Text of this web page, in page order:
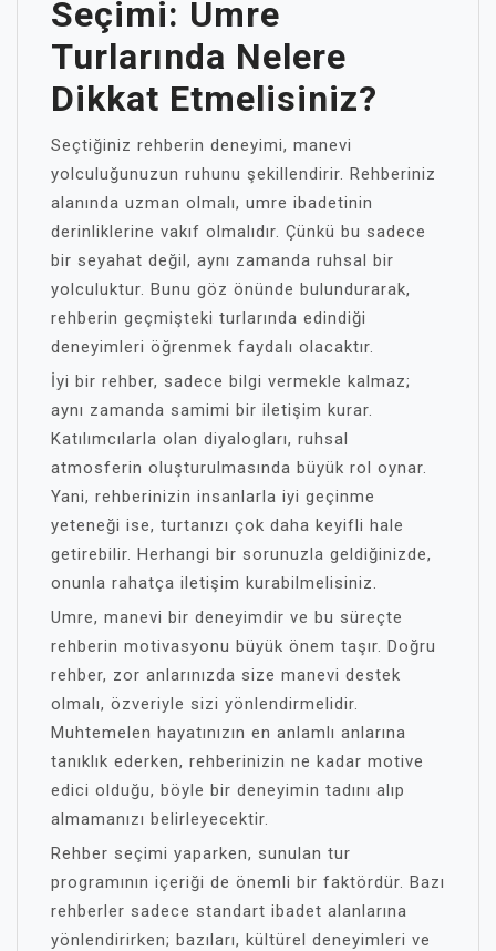
Seçimi: Umre
Turlarında Nelere
Dikkat Etmelisiniz?
Seçtiğiniz rehberin deneyimi, manevi
yolculuğunuzun ruhunu şekillendirir. Rehberiniz
alanında uzman olmalı, umre ibadetinin
derinliklerine vakıf olmalıdır. Çünkü bu sadece
bir seyahat değil, aynı zamanda ruhsal bir
yolculuktur. Bunu göz önünde bulundurarak,
rehberin geçmişteki turlarında edindiği
deneyimleri öğrenmek faydalı olacaktır.
İyi bir rehber, sadece bilgi vermekle kalmaz;
aynı zamanda samimi bir iletişim kurar.
Katılımcılarla olan diyalogları, ruhsal
atmosferin oluşturulmasında büyük rol oynar.
Yani, rehberinizin insanlarla iyi geçinme
yeteneği ise, turtanızı çok daha keyifli hale
getirebilir. Herhangi bir sorunuzla geldiğinizde,
onunla rahatça iletişim kurabilmelisiniz.
Umre, manevi bir deneyimdir ve bu süreçte
rehberin motivasyonu büyük önem taşır. Doğru
rehber, zor anlarınızda size manevi destek
olmalı, özveriyle sizi yönlendirmelidir.
Muhtemelen hayatınızın en anlamlı anlarına
tanıklık ederken, rehberinizin ne kadar motive
edici olduğu, böyle bir deneyimin tadını alıp
almamanızı belirleyecektir.
Rehber seçimi yaparken, sunulan tur
programının içeriği de önemli bir faktördür. Bazı
rehberler sadece standart ibadet alanlarına
yönlendirirken; bazıları, kültürel deneyimleri ve